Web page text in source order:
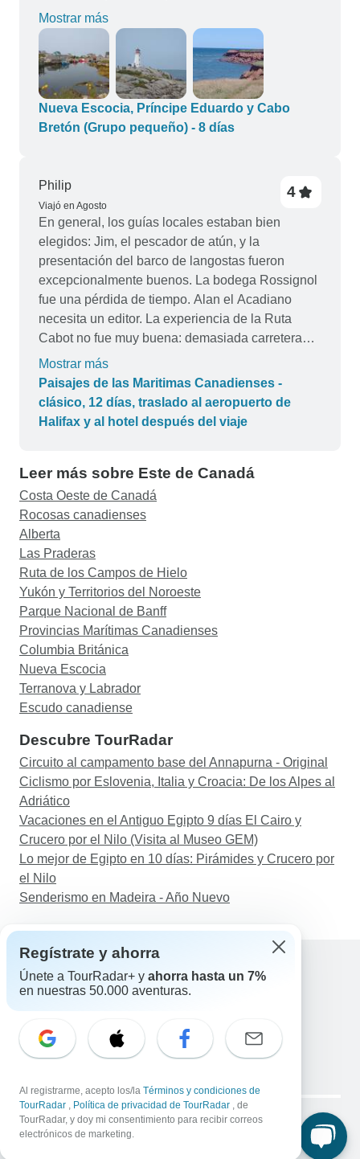
otro. Las comidas proporcionadas no eran
realmente aptas para vegetarianos, pero las
opciones eran estupendas cuando ibas por tu
cuenta. Tourradar fue excelente a la hora de
reservar el viaje y respondió rápidamente a
cualquier pregunta antes de viajar. Volveríamos a
reservar a través de ellos.
Mostrar más
Nueva Escocia, Príncipe Eduardo y Cabo
Bretón (Grupo pequeño) - 8 días
Philip
Viajó en Agosto
4
En general, los guías locales estaban bien
elegidos: Jim, el pescador de atún, y la
presentación del barco de langostas fueron
excepcionalmente buenos. La bodega Rossignol
fue una pérdida de tiempo. Alan el Acadiano
necesita un editor. La experiencia de la Ruta
Cabot no fue muy buena: demasiada carretera
para tan pocas vistas emblemáticas. Hopewell
Rocks, en la bahía de Fundy, fue mucho mejor,
por contraste, pero podría haber pasado allí una
hora más. También en el museo AG Bell de
Mostrar más
Paisajes de las Maritimas Canadienses -
clásico, 12 días, traslado al aeropuerto de
Halifax y al hotel después del viaje
Leer más sobre Este de Canadá
Costa Oeste de Canadá
Rocosas canadienses
Alberta
Las Praderas
Ruta de los Campos de Hielo
Yukón y Territorios del Noroeste
Parque Nacional de Banff
Provincias Marítimas Canadienses
Columbia Británica
Nueva Escocia
Terranova y Labrador
Escudo canadiense
Descubre TourRadar
Circuito al campamento base del Annapurna - Original
Ciclismo por Eslovenia, Italia y Croacia: De los Alpes al
Adriático
Vacaciones en el Antiguo Egipto 9 días El Cairo y
Crucero por el Nilo (Visita al Museo GEM)
Lo mejor de Egipto en 10 días: Pirámides y Crucero por
el Nilo
Senderismo en Madeira - Año Nuevo
Ayuda
Correo electrónico: support@tourradar.com
Selecciona el idioma
Copyright © TourRadar. Todos los derechos reservados.
Aviso legal Política de privacidad
Cookies
Regístrate y ahorra
Únete a TourRadar+ y ahorra hasta un 7%
en nuestras 50.000 aventuras.
Al registrarme, acepto los/la Términos y condiciones de
TourRadar , Política de privacidad de TourRadar , de
TourRadar, y doy mi consentimiento para recibir correos
electrónicos de marketing.